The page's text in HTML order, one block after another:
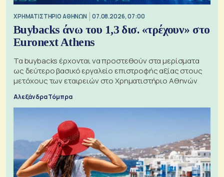
XΡΗΜΑΤΙΣΤΗΡΙΟ ΑΘΗΝΩΝ 07.08.2026, 07:00
Buybacks άνω του 1,3 δισ. «τρέχουν» στο
Euronext Athens
Τα buybacks έρχονται να προστεθούν στα μερίσματα
ως δεύτερο βασικό εργαλείο επιστροφής αξίας στους
μετόχους των εταιρειών στο Χρηματιστήριο Αθηνών
Αλεξάνδρα Τόμπρα